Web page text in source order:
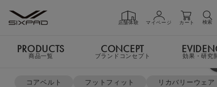
店舗体験 マイページ カート 検索
PRODUCTS 商品一覧
よく検索されているキーワード
コアベルト フットフィット
リカバリーウェア
PRODUCTS
商品一覧
CONCEPT
ブランドコンセプト 効果・研究